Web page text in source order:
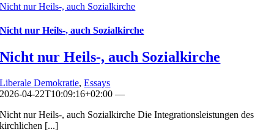
Nicht nur Heils-, auch Sozialkirche
Nicht nur Heils-, auch Sozialkirche
Nicht nur Heils-, auch Sozialkirche
Liberale Demokratie,Essays
2026-04-22T10:09:16+02:00 —
Nicht nur Heils-, auch Sozialkirche Die Integrationsleistungen des
kirchlichen [...]